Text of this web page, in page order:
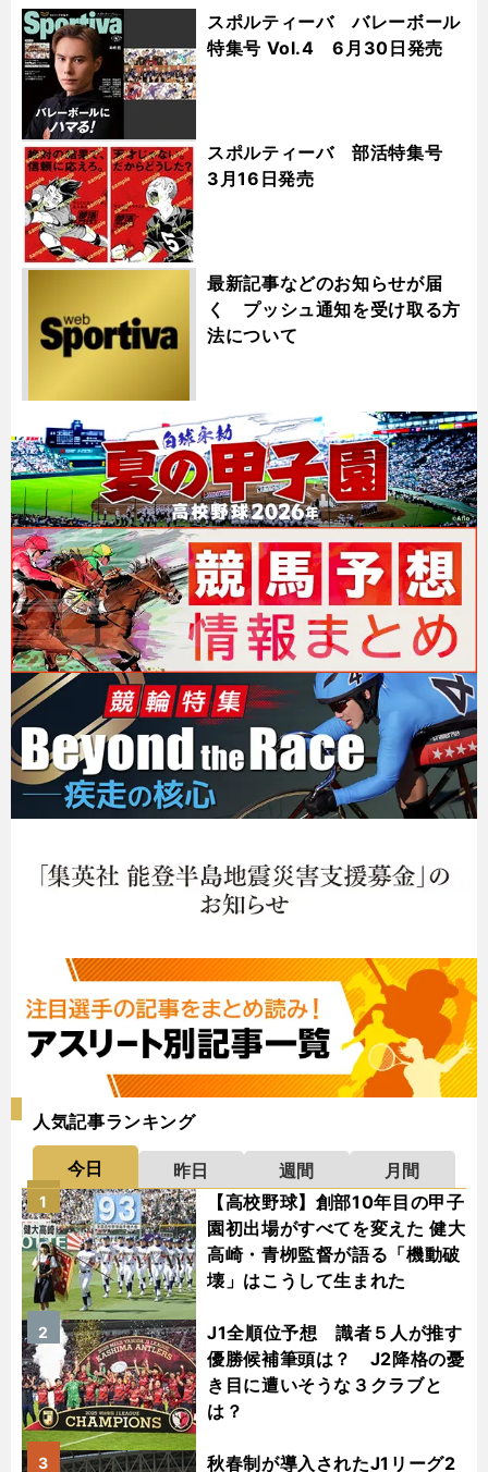
スポルティーバ バレーボール
特集号 Vol.4 6月30日発売
スポルティーバ 部活特集号
3月16日発売
最新記事などのお知らせが届
く プッシュ通知を受け取る方
法について
人気記事ランキング
今日 昨日 週間
月間
【高校野球】創部10年目の甲子
園初出場がすべてを変えた 健大
高崎・青栁監督が語る「機動破
壊」はこうして生まれた
1
J1全順位予想 識者５人が推す
優勝候補筆頭は？ J2降格の憂
き目に遭いそうな３クラブと
は？
2
秋春制が導入されたJ1リーグ2
3